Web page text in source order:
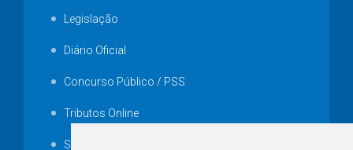
Legislação
Diário Oficial
Concurso Público / PSS
Tributos Online
Serviços ISS-E